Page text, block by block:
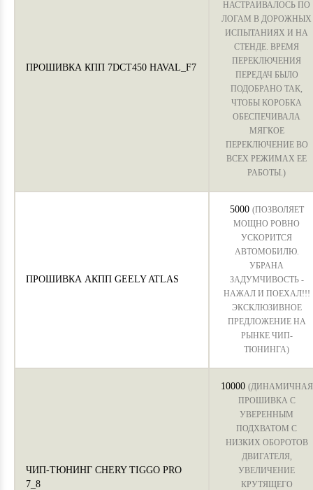
ПРОШИВКА КПП 7DCT450 HAVAL_F7
НАСТРАИВАЛОСЬ ПО
ЛОГАМ В ДОРОЖНЫХ
ИСПЫТАНИЯХ И НА
СТЕНДЕ. ВРЕМЯ
ПЕРЕКЛЮЧЕНИЯ
ПЕРЕДАЧ БЫЛО
ПОДОБРАНО ТАК,
ЧТОБЫ КОРОБКА
ОБЕСПЕЧИВАЛА
МЯГКОЕ
ПЕРЕКЛЮЧЕНИЕ ВО
ВСЕХ РЕЖИМАХ ЕЕ
РАБОТЫ.)
ПРОШИВКА АКПП GEELY ATLAS
5000 (ПОЗВОЛЯЕТ
МОЩНО РОВНО
УСКОРИТСЯ
АВТОМОБИЛЮ.
УБРАНА
ЗАДУМЧИВОСТЬ -
НАЖАЛ И ПОЕХАЛ!!!
ЭКСКЛЮЗИВНОЕ
ПРЕДЛОЖЕНИЕ НА
РЫНКЕ ЧИП-
ТЮНИНГА)
ЧИП-ТЮНИНГ CHERY TIGGO PRO
7_8
10000 (ДИНАМИЧНАЯ
ПРОШИВКА С
УВЕРЕННЫМ
ПОДХВАТОМ С
НИЗКИХ ОБОРОТОВ
ДВИГАТЕЛЯ,
УВЕЛИЧЕНИЕ
КРУТЯЩЕГО